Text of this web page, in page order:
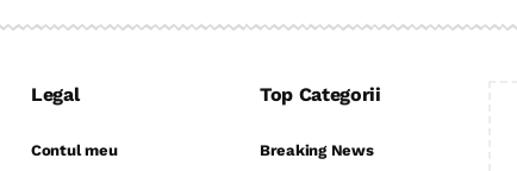
Legal
Contul meu
Top Categorii
Breaking News